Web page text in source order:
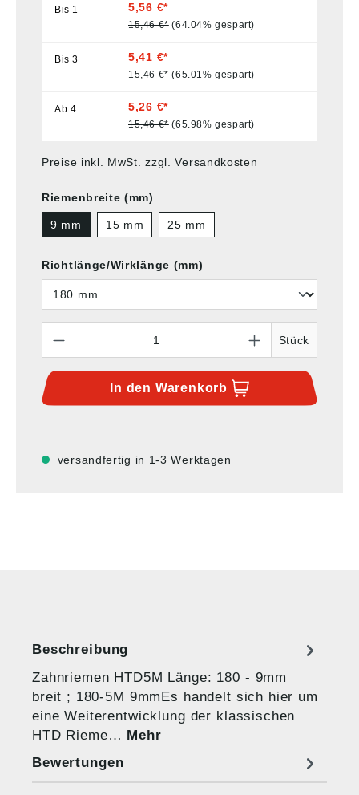
Bis 1 5,56 €*
15,46 €* (64.04% gespart)
Bis3 5,41 €*
15,46 €* (65.01% gespart)
Ab 4 5,26 €*
15,46 €* (65.98% gespart)
Preise inkl. MwSt. zzgl. Versandkosten
Riemenbreite (mm)
9 mm 15 mm 25 mm
Richtlänge/Wirklänge (mm)
Stück
In den Warenkorb
versandfertig in 1-3 Werktagen
Beschreibung
Zahnriemen HTD5M Länge: 180 - 9mm
breit ; 180-5M 9mmEs handelt sich hier um
eine Weiterentwicklung der klassischen
HTD Rieme… Mehr
Bewertungen